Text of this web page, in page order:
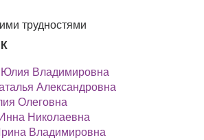
трудностями
Владимировна
Александровна
Олеговна
Николаевна
Владимировна